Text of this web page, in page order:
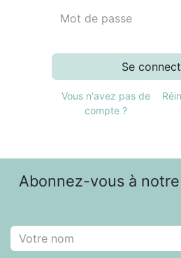
Se
Vous n'avez pas de
compte ?
Abonnez-vous à